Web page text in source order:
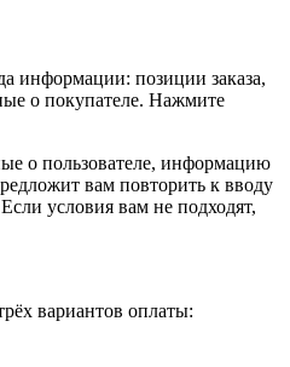
информации: позиции заказа,
о покупателе. Нажмите
о пользователе, информацию
вам повторить к вводу
условия вам не подходят,
вариантов оплаты: